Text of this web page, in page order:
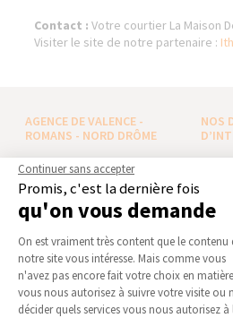
Contact :Votre courtier La Maison
Visiter le site de notre partenaire :
AGENCE DE VALENCE -
ROMANS - NORD DRÔME
Qui sommes-nous
Actualités
Notre charte qualité
Partenaires
Trouver une agence
Devenir franchisé
Foire aux Questions
NOS
NOS
La
Continuer sans accepter
Promis, c'est la dernière fois
qu'on vous demande
Plateforme de
On est vraiment très content que le contenu
notre site vous intéresse. Mais comme vous
n'avez pas encore fait votre choix en
vous nous autorisez à suivre votre visite ou
décider quels services vous nous autorisez à
Axeptio